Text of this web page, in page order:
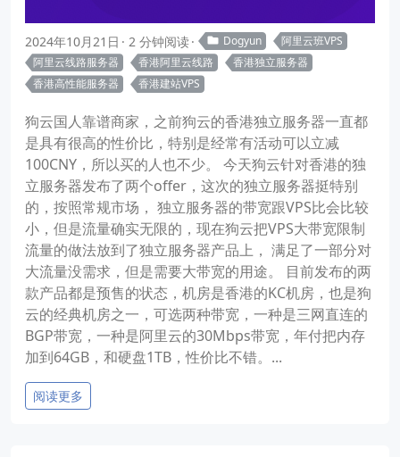
2024年10月21日 2 分钟阅读 Dogyun
阿里云班VPS
阿里云线路服务器
香港阿里云线路
香港独立服务器
香港高性能服务器
香港建站VPS
狗云国人靠谱商家，之前狗云的香港独立服务器一直都
是具有很高的性价比，特别是经常有活动可以立减
100CNY，所以买的人也不少。 今天狗云针对香港的独
立服务器发布了两个offer，这次的独立服务器挺特别
的，按照常规市场， 独立服务器的带宽跟VPS比会比较
小，但是流量确实无限的，现在狗云把VPS大带宽限制
流量的做法放到了独立服务器产品上， 满足了一部分对
大流量没需求，但是需要大带宽的用途。 目前发布的两
款产品都是预售的状态，机房是香港的KC机房，也是狗
云的经典机房之一，可选两种带宽，一种是三网直连的
BGP带宽，一种是阿里云的30Mbps带宽，年付把内存
加到64GB，和硬盘1TB，性价比不错。...
阅读更多